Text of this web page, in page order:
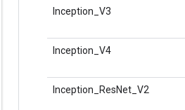
Inception_V3
Inception_V4
Inception_ResNet_V2